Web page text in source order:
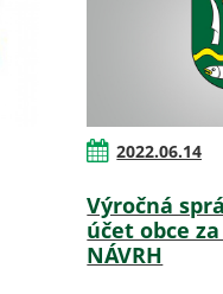
2022.06.14
Výročná
účet obce
NÁVRH